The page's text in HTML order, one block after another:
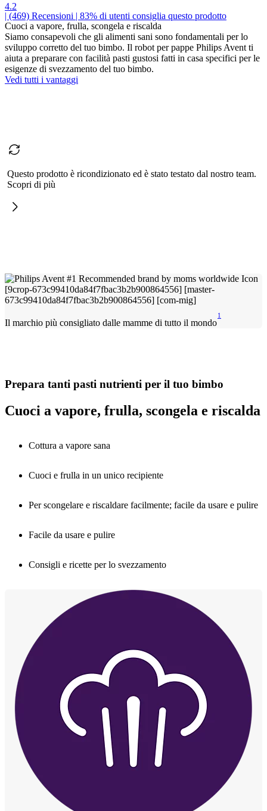
4.2
| (469) Recensioni | 83% di utenti consiglia questo prodotto
Cuoci a vapore, frulla, scongela e riscalda
Siamo consapevoli che gli alimenti sani sono fondamentali per lo
sviluppo corretto del tuo bimbo. Il robot per pappe Philips Avent ti
aiuta a preparare con facilità pasti gustosi fatti in casa specifici per le
esigenze di svezzamento del tuo bimbo.
Vedi tutti i vantaggi
Questo prodotto è ricondizionato ed è stato testato dal nostro team.
Scopri di più
Il marchio più consigliato dalle mamme di tutto il mondo
1
Prepara tanti pasti nutrienti per il tuo bimbo
Cuoci a vapore, frulla, scongela e riscalda
Cottura a vapore sana
Cuoci e frulla in un unico recipiente
Per scongelare e riscaldare facilmente; facile da usare e pulire
Facile da usare e pulire
Consigli e ricette per lo svezzamento